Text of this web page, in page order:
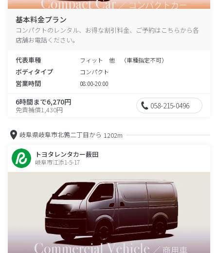
基本料金プラン
コンパクトのレンタル、お得な割引料金、ご予約はこちらから各
店舗お電話ください。
代表車種 フィット 他 （車種指定不可）
ボディタイプ コンパクト
営業時間 08:00-20:00
6時間まで6,270円
免責補償1,430円 058-215-0496
岐阜県岐阜市北鶉二丁目から 1202m
トヨタレンタカー薮田
岐阜市江添1-5-17